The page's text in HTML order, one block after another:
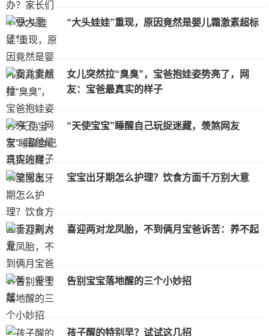
“大头娃娃”重现，原因竟然是婴儿霜激素超标
女儿突然拉“臭臭”，宝爸抱娃姿势亮了，网
友：宝爸最真实的样子
“天使宝宝”睡醒自己玩捉迷藏，羡煞网友
宝宝出牙期怎么护理？饮食方面千万别大意
喜迎两对龙凤胎，不到俩月宝爸诉苦：养不起
告别宝宝落地醒的三个小妙招
孩子醒的特别早？试试这几招